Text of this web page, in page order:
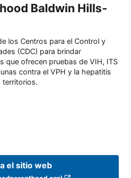
Baldwin Hills-
los Centros para el Control y
(CDC) para brindar
que ofrecen pruebas de VIH, ITS
contra el VPH y la hepatitis
territorios.
el sitio web